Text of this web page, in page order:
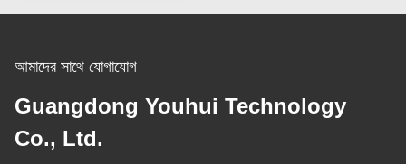
আমাদের সাথে যোগাযোগ
Guangdong Youhui Technology
Co., Ltd.